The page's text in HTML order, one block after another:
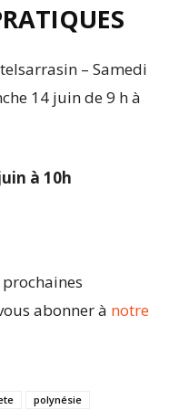
– Samedi
14 juin de 9 h à
à 10h
abonner à notre
polynésie